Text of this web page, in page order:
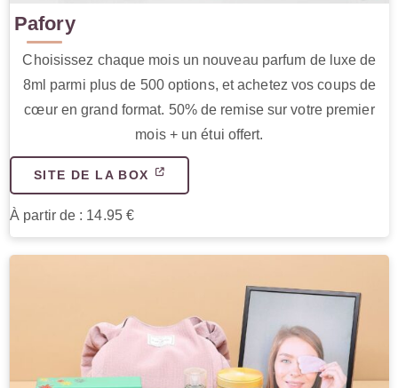
Pafory
Choisissez chaque mois un nouveau parfum de luxe de
8ml parmi plus de 500 options, et achetez vos coups de
cœur en grand format. 50% de remise sur votre premier
mois + un étui offert.
SITE DE LA BOX
À partir de : 14.95 €